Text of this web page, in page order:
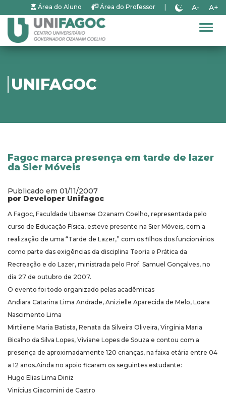
Área do Aluno Área do Professor A- A+
UNIFAGOC
Fagoc marca presença em tarde de lazer
da Sier Móveis
Publicado em 01/11/2007
por Developer Unifagoc
A Fagoc, Faculdade Ubaense Ozanam Coelho, representada pelo
curso de Educação Física, esteve presente na Sier Móveis, com a
realização de uma “Tarde de Lazer,” com os filhos dos funcionários
como parte das exigências da disciplina Teoria e Prática da
Recreação e do Lazer, ministrada pelo Prof. Samuel Gonçalves, no
dia 27 de outubro de 2007.
O evento foi todo organizado pelas acadêmicas
Andiara Catarina Lima Andrade, Anizielle Aparecida de Melo, Loara
Nascimento Lima
Mirtilene Maria Batista, Renata da Silveira Oliveira, Virgínia Maria
Bicalho da Silva Lopes, Viviane Lopes de Souza e contou com a
presença de aproximadamente 120 crianças, na faixa etária entre 04
a 12 anos.Ainda no apoio ficaram os seguintes estudante:
Hugo Elias Lima Diniz
Vinícius Giacomini de Castro